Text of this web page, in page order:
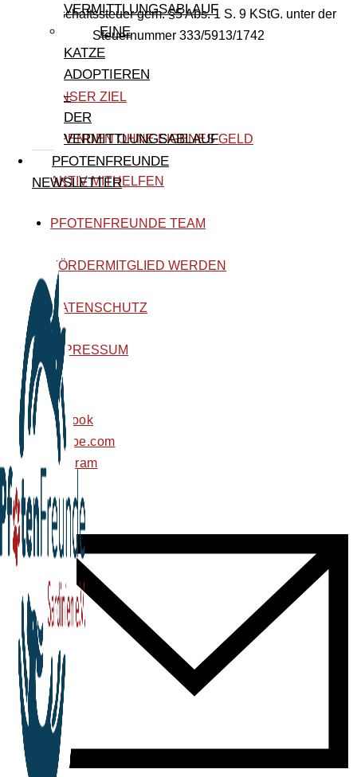
VERMITTLUNGSABLAUF
EINE
KATZE
ADOPTIEREN
–
DER
VERMITTLUNGSABLAUF
PFOTENFREUNDE
NEWSLETTER
Körperschaftssteuer gem. §5 Abs. 1 S. 9 KStG. unter der
Steuernummer 333/5913/1742
UNSER ZIEL
SPENDEN OHNE EIGENES GELD
AKTIV MITHELFEN
PFOTENFREUNDE TEAM
FÖRDERMITGLIED WERDEN
DATENSCHUTZ
IMPRESSUM
facebook
youtube.com
instagram